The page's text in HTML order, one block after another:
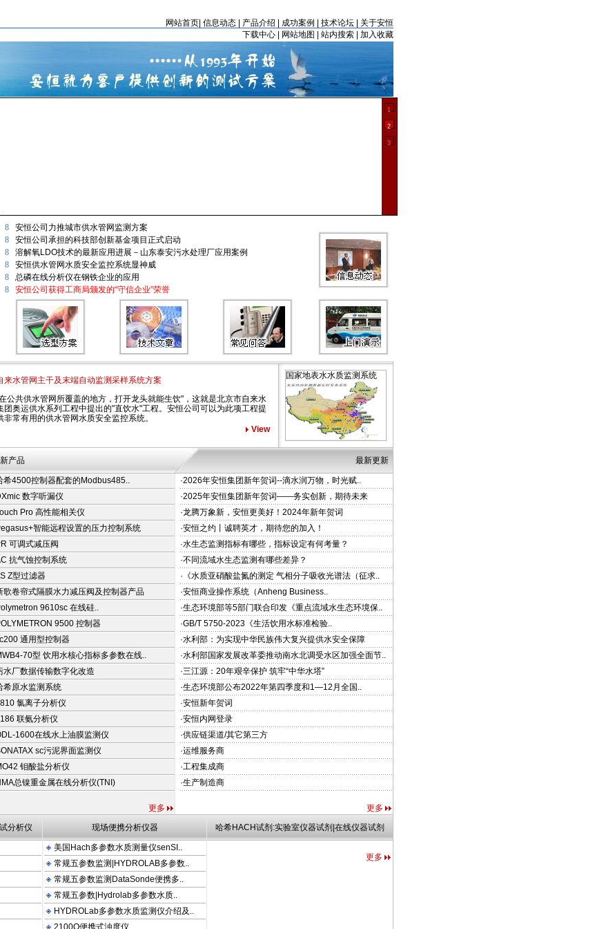
网站首页 信息动态 产品介绍 成功案例 技术论坛
关于安恒
下载中心
网站地图 站内搜索 加入收藏
1
2
3
8
安恒公司力推城市供水管网监测方案
8
安恒公司承担的科技部创新基金项目正式启动
8
溶解氧LDO技术的最新应用进展－山东泰安污水处理厂应用案例
8
安恒供水管网水质安全监控系统显神威
8
总磷在线分析仪在钢铁企业的应用
8
安恒公司获得工商局颁发的“守信企业”荣誉
Sigma910 Sigma980 Sigma950 SS6 发光细菌
来水管网主干及末端自动监测采样系统方案
公共供水管网所覆盖的地方，打开龙头就能生饮"，这就是北京市自来水
团奥运供水系列工程中提出的"直饮水"工程。安恒公司可以为此项工程提
非常有用的供水管网水质安全监控系统。
View
国家地表水水质监测系统
产品 最新更新
希4500控制器配套的Modbus485..
数字听漏仪
Pro 高性能相关仪
智能远程设置的压力控制系统
可调式减压阀
抗气蚀控制系统
Z型过滤器
歌卷帘式隔膜水力减压阀及控制器产品
9610sc 在线硅..
9500 控制器
通用型控制器
70型 饮用水核心指标多参数在线..
水厂数据传输数字化改造
希原水监测系统
氯离子分析仪
联氨分析仪
1600在线水上油膜监测仪
sc污泥界面监测仪
钼酸盐分析仪
总镍重金属在线分析仪(TNI)
更多
·2026年安恒集团新年贺词--滴水润万物，时光赋..
·2025年安恒集团新年贺词——务实创新，期待未来
·龙腾万象新，安恒更美好！2024年新年贺词
·安恒之约丨诚聘英才，期待您的加入！
·水生态监测指标有哪些，指标设定有何考量？
·不同流域水生态监测有哪些差异？
·《水质亚硝酸盐氮的测定 气相分子吸收光谱法（征求..
·安恒商业操作系统（Anheng Business..
·生态环境部等5部门联合印发《重点流域水生态环境保..
·GB/T 5750-2023《生活饮用水标准检验..
·水利部：为实现中华民族伟大复兴提供水安全保障
·水利部国家发展改革委推动南水北调受水区加强全面节..
·三江源：20年艰辛保护 筑牢“中华水塔”
·生态环境部公布2022年第四季度和1—12月全国..
·安恒新年贺词
·安恒内网登录
·供应链渠道/其它第三方
·运维服务商
·工程集成商
·生产制造商
更多
分析仪
现场便携分析仪器 哈希HACH试剂:实验室仪器试剂|在线仪器试剂
美国Hach多参数水质测量仪senSI..
常规五参数监测|HYDROLAB多参数..
常规五参数监测DataSonde便携多..
常规五参数|Hydrolab多参数水质..
HYDROLab多参数水质监测仪介绍及..
2100Q便携式浊度仪
更多